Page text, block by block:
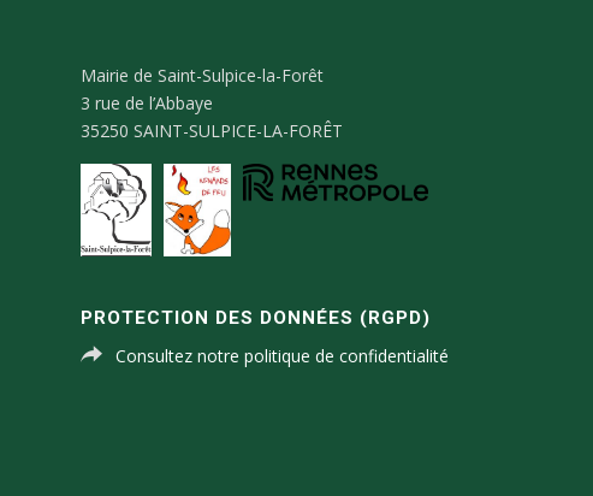
Mairie de Saint-Sulpice-la-Forêt
3 rue de l’Abbaye
35250 SAINT-SULPICE-LA-FORÊT
PROTECTION DES DONNÉES (RGPD)
Consultez notre politique de confidentialité